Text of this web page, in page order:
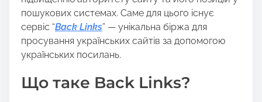
t
o
n
:
пошукових системах. Саме для цього існує
сервіс “Back Links” — унікальна біржа для
просування українських сайтів за допомогою
українських посилань.
Що таке Back Links?